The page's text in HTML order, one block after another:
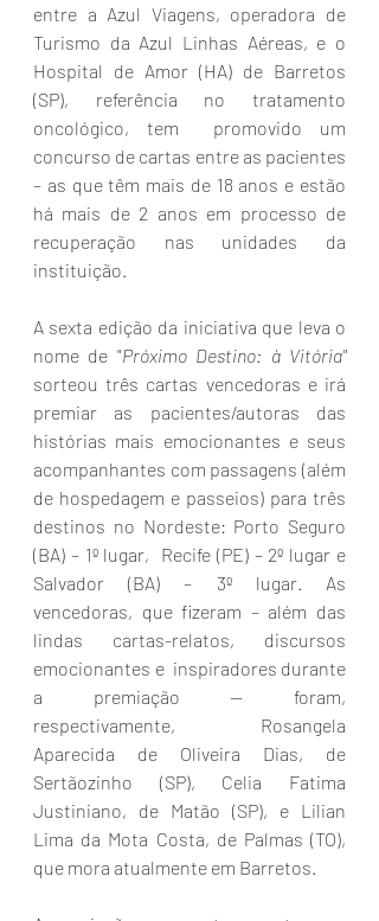
entre a Azul Viagens, operadora de
Turismo da Azul Linhas Aéreas, e o
Hospital de Amor (HA) de Barretos
(SP), referência no tratamento
oncológico, tem  promovido um
concurso de cartas entre as pacientes
– as que têm mais de 18 anos e estão
há mais de 2 anos em processo de
recuperação nas unidades da
instituição.
A sexta edição da iniciativa que leva o
nome de "Próximo Destino: à Vitória"
sorteou três cartas vencedoras e irá
premiar as pacientes/autoras das
histórias mais emocionantes e seus
acompanhantes com passagens (além
de hospedagem e passeios) para três
destinos no Nordeste: Porto Seguro
(BA) – 1º lugar,  Recife (PE) – 2º lugar e
Salvador (BA) – 3º lugar. As
vencedoras, que fizeram – além das
lindas cartas-relatos, discursos
emocionantes e  inspiradores durante
a premiação -- foram,
respectivamente, Rosangela
Aparecida de Oliveira Dias, de
Sertãozinho (SP), Celia Fatima
Justiniano, de Matão (SP), e Lilian
Lima da Mota Costa, de Palmas (TO),
que mora atualmente em Barretos.